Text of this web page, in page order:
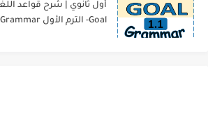
Goal- الترم الأول Grammar الفصل الدراسي الأول